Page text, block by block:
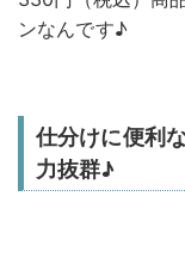
ンなんです♪
仕分けに便利
力抜群♪